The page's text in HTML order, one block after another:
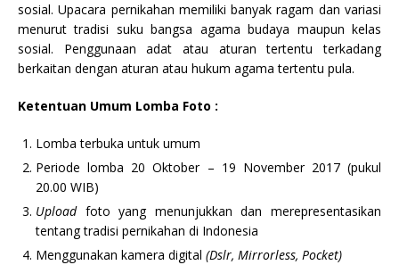
sosial. Upacara pernikahan memiliki banyak ragam dan variasi
menurut tradisi suku bangsa agama budaya maupun kelas
sosial. Penggunaan adat atau aturan tertentu terkadang
berkaitan dengan aturan atau hukum agama tertentu pula.
Ketentuan Umum Lomba Foto :
Lomba terbuka untuk umum
Periode lomba 20 Oktober – 19 November 2017 (pukul
20.00 WIB)
Uploadfoto yang menunjukkan dan merepresentasikan
tentang tradisi pernikahan di Indonesia
Menggunakan kamera digital (Dslr, Mirrorless, Pocket)